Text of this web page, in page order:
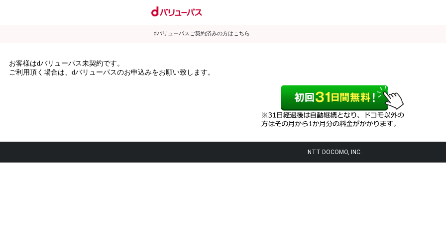
dバリューパスご契約済みの方はこちら
お客様はdバリューパス未契約です。
ご利用頂く場合は、dバリューパスのお申込みをお願い致します。
NTT DOCOMO, INC.